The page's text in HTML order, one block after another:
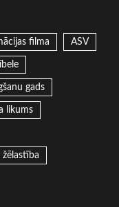
filma ASV
gads
likums
žēlastība